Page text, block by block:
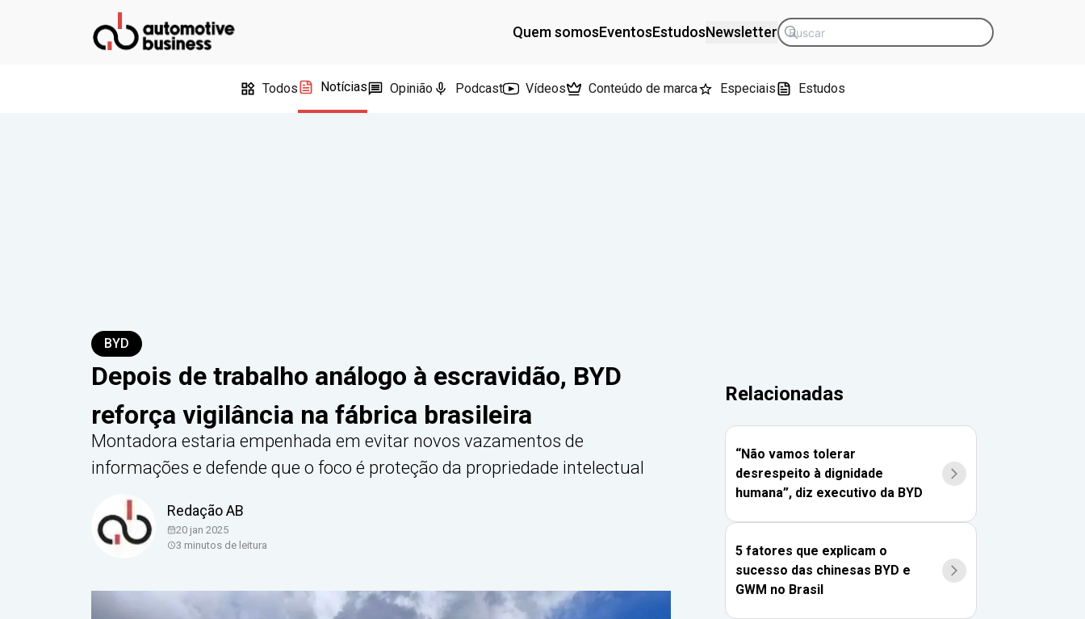
Quem somosEventosEstudosNewsletter
Todos Notícias Opinião Podcast Vídeos Conteúdo de marca Especiais Estudos
BYD
Depois de trabalho análogo à escravidão, BYD
reforça vigilância na fábrica brasileira
Montadora estaria empenhada em evitar novos vazamentos de
informações e defende que o foco é proteção da propriedade intelectual
Redação AB
20 jan 2025
3 minutos de leitura
Relacionadas
“Não vamos tolerar
desrespeito à dignidade
humana”, diz executivo da BYD
5 fatores que explicam o
sucesso das chinesas BYD e
GWM no Brasil